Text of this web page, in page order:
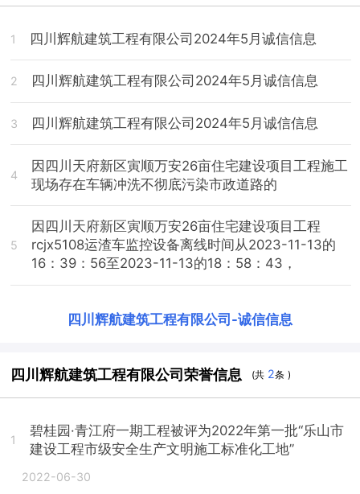
1 四川辉航建筑工程有限公司2024年5月诚信信息
2 四川辉航建筑工程有限公司2024年5月诚信信息
3 四川辉航建筑工程有限公司2024年5月诚信信息
4
因四川天府新区寅顺万安26亩住宅建设项目工程施工
现场存在车辆冲洗不彻底污染市政道路的
5
因四川天府新区寅顺万安26亩住宅建设项目工程
rcjx5108运渣车监控设备离线时间从2023-11-13的
16：39：56至2023-11-13的18：58：43，
四川辉航建筑工程有限公司 -诚信信息
四川辉航建筑工程有限公司荣誉信息 (共 2条 )
1
碧桂园·青江府一期工程被评为2022年第一批“乐山市
建设工程市级安全生产文明施工标准化工地”
2022-06-30